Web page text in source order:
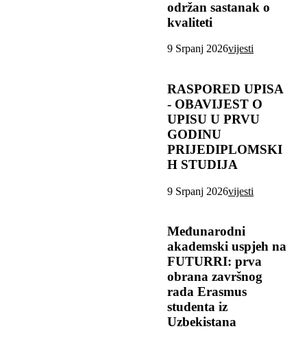
održan sastanak o
kvaliteti
9 Srpanj 2026vijesti
RASPORED UPISA
- OBAVIJEST O
UPISU U PRVU
GODINU
PRIJEDIPLOMSKI
H STUDIJA
9 Srpanj 2026vijesti
Međunarodni
akademski uspjeh na
FUTURRI: prva
obrana završnog
rada Erasmus
studenta iz
Uzbekistana